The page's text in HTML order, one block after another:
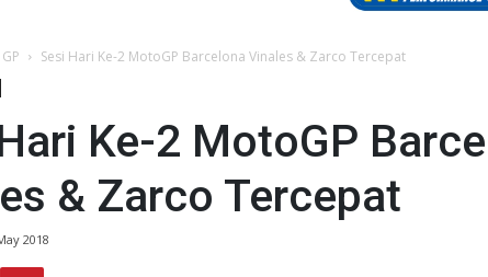
Sesi Hari Ke-2 MotoGP Barcelona Vinales & Zarco Tercepat
Ke-2 MotoGP
& Zarco Tercepat
2018